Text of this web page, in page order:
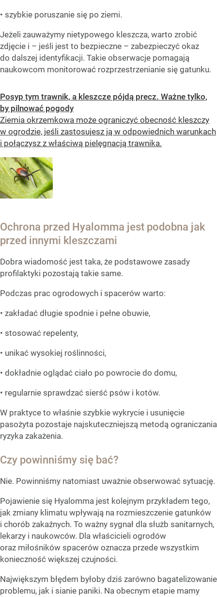
• szybkie poruszanie się po ziemi.
Jeżeli zauważymy nietypowego kleszcza, warto zrobić
zdjęcie i – jeśli jest to bezpieczne – zabezpieczyć okaz
do dalszej identyfikacji. Takie obserwacje pomagają
naukowcom monitorować rozprzestrzenianie się gatunku.
Posyp tym trawnik, a kleszcze pójdą precz. Ważne tylko,
by pilnować pogody
Ziemia okrzemkowa może ograniczyć obecność kleszczy
w ogrodzie, jeśli zastosujesz ją w odpowiednich warunkach
i połączysz z właściwą pielęgnacją trawnika.
Ochrona przed Hyalomma jest podobna jak
przed innymi kleszczami
Dobra wiadomość jest taka, że podstawowe zasady
profilaktyki pozostają takie same.
Podczas prac ogrodowych i spacerów warto:
• zakładać długie spodnie i pełne obuwie,
• stosować repelenty,
• unikać wysokiej roślinności,
• dokładnie oglądać ciało po powrocie do domu,
• regularnie sprawdzać sierść psów i kotów.
W praktyce to właśnie szybkie wykrycie i usunięcie
pasożyta pozostaje najskuteczniejszą metodą ograniczania
ryzyka zakażenia.
Czy powinniśmy się bać?
Nie. Powinniśmy natomiast uważnie obserwować sytuację.
Pojawienie się Hyalomma jest kolejnym przykładem tego,
jak zmiany klimatu wpływają na rozmieszczenie gatunków
i chorób zakaźnych. To ważny sygnał dla służb sanitarnych,
lekarzy i naukowców. Dla właścicieli ogrodów
oraz miłośników spacerów oznacza przede wszystkim
konieczność większej czujności.
Największym błędem byłoby dziś zarówno bagatelizowanie
problemu, jak i sianie paniki. Na obecnym etapie mamy